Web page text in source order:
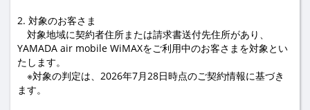
2. 対象のお客さま
対象地域に契約者住所または請求書送付先住所があり、
YAMADA air mobile WiMAXをご利用中のお客さまを対象とい
たします。
※対象の判定は、2026年7月28日時点のご契約情報に基づき
ます。